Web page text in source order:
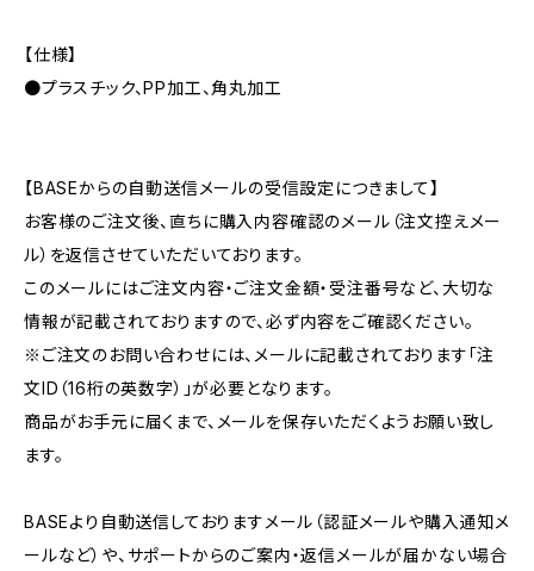
【仕様】
●プラスチック、PP加工、角丸加工
【BASEからの自動送信メールの受信設定につきまして】
お客様のご注文後、直ちに購入内容確認のメール（注文控えメー
ル）を返信させていただいております。
このメールにはご注文内容・ご注文金額・受注番号など、大切な
情報が記載されておりますので、必ず内容をご確認ください。
※ご注文のお問い合わせには、メールに記載されております「注
文ID（16桁の英数字）」が必要となります。
商品がお手元に届くまで、メールを保存いただくようお願い致し
ます。
BASEより自動送信しておりますメール（認証メールや購入通知メ
ールなど）や、サポートからのご案内・返信メールが届かない場合